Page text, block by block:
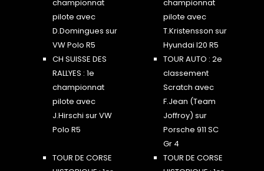
championnat
pilote avec
D.Domingues sur
VW Polo R5
championnat
pilote avec
T.Kristensson sur
Hyundai I20 R5
CH SUISSE DES
RALLYES : 1e
championnat
pilote avec
J.Hirschi sur VW
Polo R5
TOUR AUTO : 2e
classement
Scratch avec
F.Jean (Team
Joffroy) sur
Porsche 911 SC
Gr 4
TOUR DE CORSE
TOUR DE CORSE